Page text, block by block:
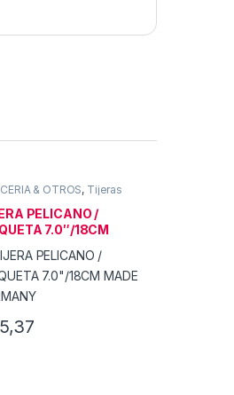
& OTROS, Tijeras
PELICANO /
7.0″/18CM
GERMANY